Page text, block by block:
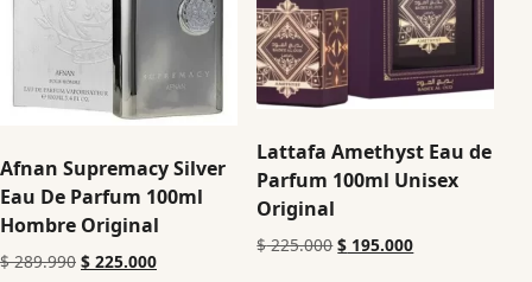
Afnan Supremacy Silver
Eau De Parfum 100ml
Hombre Original
$289.990 $ 225.000
Lattafa Amethyst Eau de
Parfum 100ml Unisex
Original
$225.000 $ 195.000